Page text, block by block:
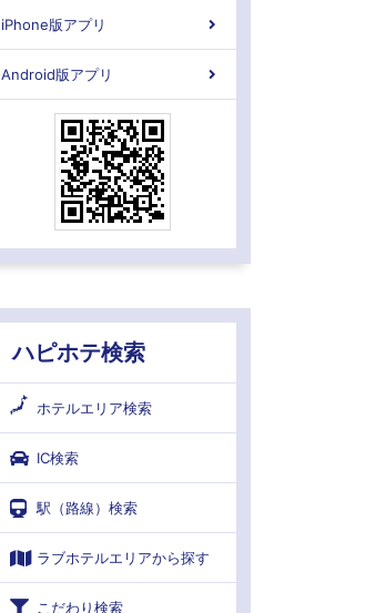
iPhone版アプリ
Android版アプリ
ハピホテ検索
ホテルエリア検索
IC検索
駅（路線）検索
ラブホテルエリアから探す
こだわり検索